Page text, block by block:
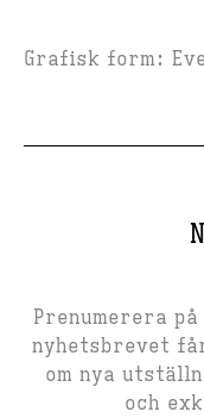
Grafisk form:
Prenumerera
nyhetsbrevet
om nya
och